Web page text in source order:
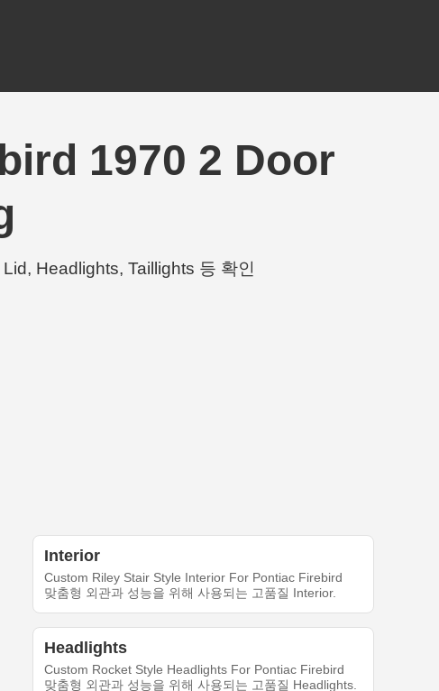
1970 2 Door
Headlights, Taillights 등 확인
Interior
Custom Riley Stair Style Interior For Pontiac Firebird
맞춤형 외관과 성능을 위해 사용되는 고품질 Interior.
Headlights
Custom Rocket Style Headlights For Pontiac Firebird
맞춤형 외관과 성능을 위해 사용되는 고품질 Headlights.